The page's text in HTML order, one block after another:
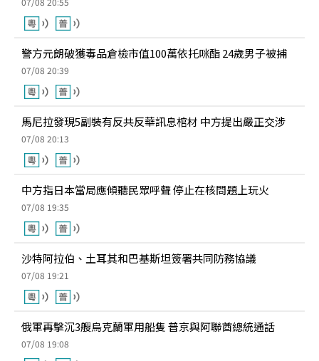
警方元朗破獲毒品倉檢市值100萬依托咪酯 24歲男子被捕
07/08 20:39
馬尼拉發現5副裝有反共反華訊息棺材 中方提出嚴正交涉
07/08 20:13
中方指日本當局應傾聽民眾呼聲 停止在核問題上玩火
07/08 19:35
沙特阿拉伯、土耳其和巴基斯坦簽署共同防務協議
07/08 19:21
俄軍再擊沉3艘烏克蘭軍用船隻 普京與阿聯酋總統通話
07/08 19:08